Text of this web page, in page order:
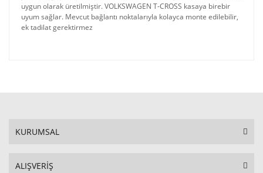
uygun olarak üretilmiştir. VOLKSWAGEN T-CROSS kasaya birebir
uyum sağlar. Mevcut bağlantı noktalarıyla kolayca monte edilebilir,
ek tadilat gerektirmez
KURUMSAL
ALIŞVERİŞ